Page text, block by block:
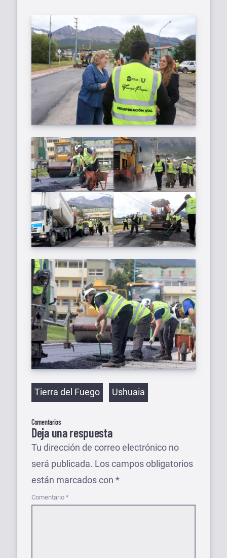
Etiquetas
Tierra del Fuego Ushuaia
Comentarios
Deja una respuesta
Tu dirección de correo electrónico no
será publicada. Los campos obligatorios
están marcados con *
Comentario *